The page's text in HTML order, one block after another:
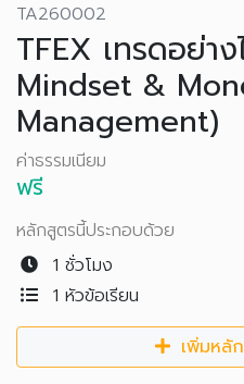
TA260002
TFEX เทรดอย่าง
Mindset &
Management)
ค่าธรรมเนียม
ฟรี
หลักสูตรนี้ประกอบด้วย
1 ชั่วโมง
1 หัวข้อเรียน
เพิ่มหลั